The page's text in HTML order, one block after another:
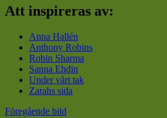
Att inspireras av:
Anna Hallén
Anthony Robins
Robin Sharma
Sanna Ehdin
Under vårt tak
Zarahs sida
Föregående bild